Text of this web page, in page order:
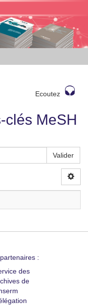
Ecoutez
clés MeSH
Valider
:
des
de